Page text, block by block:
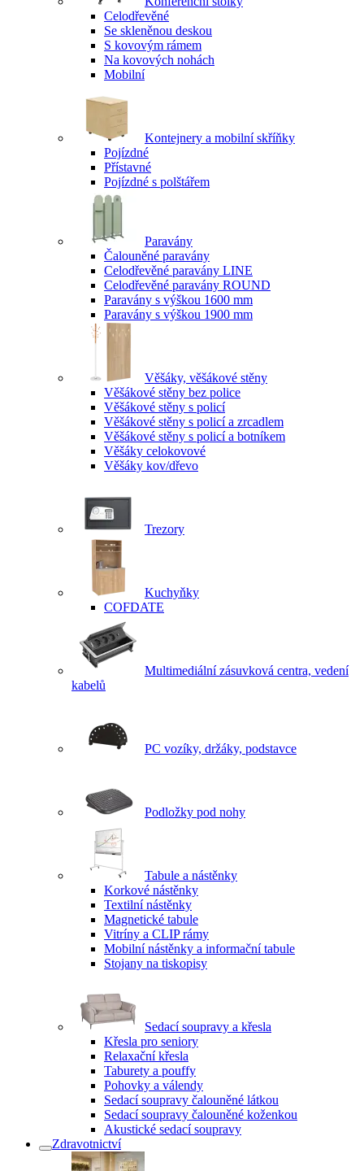
Celodřevěné
Se skleněnou deskou
S kovovým rámem
Na kovových nohách
Mobilní
Kontejnery a mobilní skříňky
Pojízdné
Přístavné
Pojízdné s polštářem
Paravány
Čalouněné paravány
Celodřevěné paravány LINE
Celodřevěné paravány ROUND
Paravány s výškou 1600 mm
Paravány s výškou 1900 mm
Věšáky, věšákové stěny
Věšákové stěny bez police
Věšákové stěny s policí
Věšákové stěny s policí a zrcadlem
Věšákové stěny s policí a botníkem
Věšáky celokovové
Věšáky kov/dřevo
Trezory
Kuchyňky
COFDATE
Multimediální zásuvková centra, vedení
kabelů
PC vozíky, držáky, podstavce
Podložky pod nohy
Tabule a nástěnky
Korkové nástěnky
Textilní nástěnky
Magnetické tabule
Vitríny a CLIP rámy
Mobilní nástěnky a informační tabule
Stojany na tiskopisy
Sedací soupravy a křesla
Křesla pro seniory
Relaxační křesla
Taburety a pouffy
Pohovky a válendy
Sedací soupravy čalouněné látkou
Sedací soupravy čalouněné koženkou
Akustické sedací soupravy
Zdravotnictví